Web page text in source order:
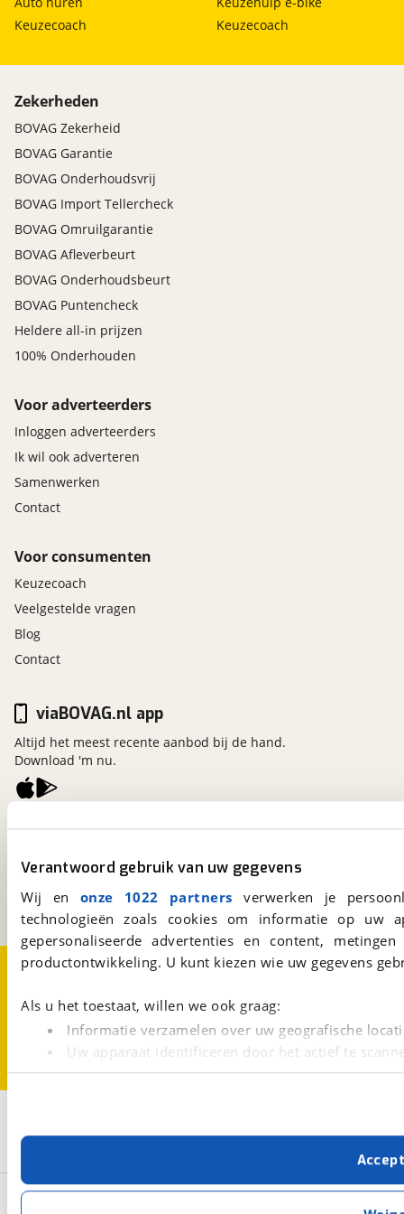
Verantwoord gebruik van uw gegevens
Wij en onze 1022 partners verwerken je
technologieën zoals cookies om informatie op
gepersonaliseerde advertenties en content,
productontwikkeling. U kunt kiezen wie uw gegevens
Als u het toestaat, willen we ook graag:
Informatie verzamelen over uw geografische
Uw apparaat identificeren door het actief te
Lees meer over hoe uw persoonlijke gegevens worden
Met cookies en vergelijkbare technieken zorgen we
cookies zorgen ervoor dat de website goed werkt.
verbeteren. We tonen je graag relevante advertenties
buiten onze website volgt – uiteraard op
Basisgegevens
Keuzecoach
Keuzecoach
Zekerheden
BOVAG Zekerheid
BOVAG Garantie
BOVAG Onderhoudsvrij
BOVAG Import Tellercheck
BOVAG Omruilgarantie
BOVAG Afleverbeurt
BOVAG Onderhoudsbeurt
BOVAG Puntencheck
Heldere all-in prijzen
100% Onderhouden
Voor adverteerders
Inloggen adverteerders
Ik wil ook adverteren
Samenwerken
Contact
Voor consumenten
Keuzecoach
Veelgestelde vragen
Blog
Contact
viaBOVAG.nl
3981 AJ Bunnik
Een initiatief van
BOVAG
viaBOVAG.nl app
Altijd het meest recente aanbod bij de hand.
Download 'm nu.
Over viaBOVAG.nlDisclaimer- en Privacyverklaring